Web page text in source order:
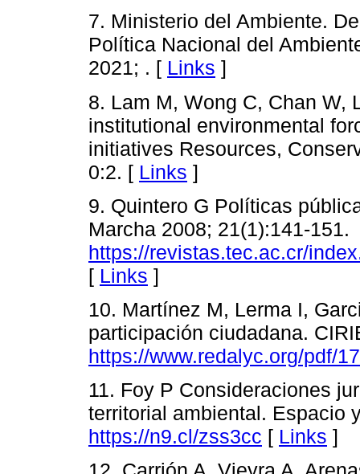
7. Ministerio del Ambiente.
Política Nacional del
2021; . [ Links ]
8. Lam M, Wong C, Chan W,
institutional environmental
initiatives Resources,
0:2. [ Links ]
9. Quintero G Políticas
Marcha 2008; 21(1):141-151.
https://revistas.tec.ac.cr/
[ Links ]
10. Martínez M, Lerma I,
participación ciudadana.
https://www.redalyc.org/pdf/
11. Foy P Consideraciones
territorial ambiental. Espacio
https://n9.cl/zss3cc [ Links ]